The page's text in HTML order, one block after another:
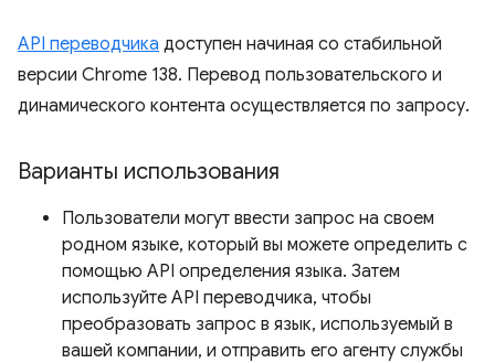
API переводчика доступен начиная со стабильной
версии Chrome 138. Перевод пользовательского и
динамического контента осуществляется по запросу.
Варианты использования
Пользователи могут ввести запрос на своем
родном языке, который вы можете определить с
помощью API определения языка. Затем
используйте API переводчика, чтобы
преобразовать запрос в язык, используемый в
вашей компании, и отправить его агенту службы